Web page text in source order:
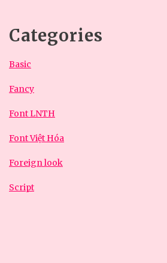
Categories
Basic
Fancy
Font LNTH
Font Việt Hóa
Foreign look
Script